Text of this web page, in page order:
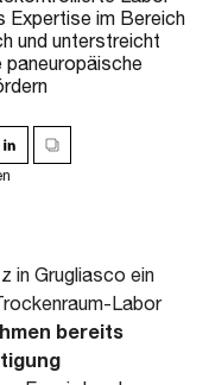
Expertise im Bereich
und unterstreicht
paneuropäische
in Grugliasco ein
Labor
bereits